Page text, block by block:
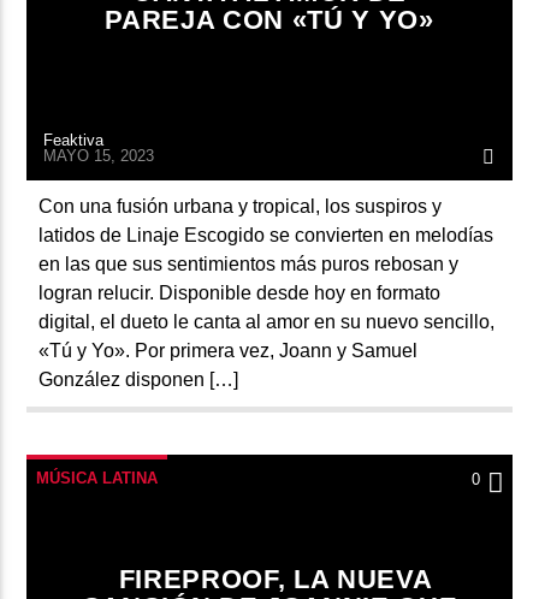
PAREJA CON «TÚ Y YO»
Feaktiva
MAYO 15, 2023
Con una fusión urbana y tropical, los suspiros y
latidos de Linaje Escogido se convierten en melodías
en las que sus sentimientos más puros rebosan y
logran relucir. Disponible desde hoy en formato
digital, el dueto le canta al amor en su nuevo sencillo,
«Tú y Yo». Por primera vez, Joann y Samuel
González disponen […]
MÚSICA LATINA 0
FIREPROOF, LA NUEVA